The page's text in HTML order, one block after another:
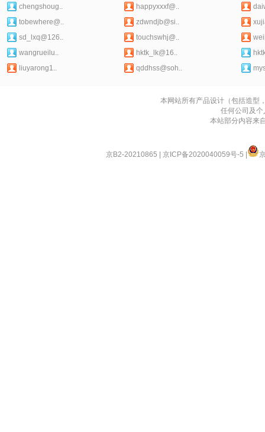
chengshoug.. happyxxxf@..
tobewhere@..
zdwndjb@si..
sd_lxq@126..
touchswhj@..
wangrueilu..
hktk_lk@16..
liuyarong1..
qddhss@soh..
本网站所有产品设计（包括造型
任何公司及
本站部分内容来
京B2-20210865 京ICP备2020040059号-5